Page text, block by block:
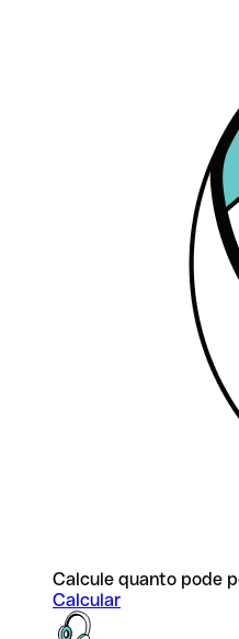
Calcule quanto pode
Calcular